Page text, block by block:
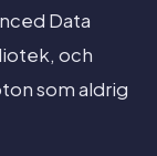
Data
och
som aldrig